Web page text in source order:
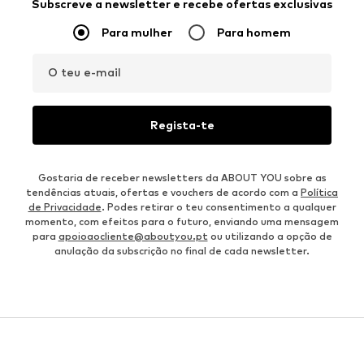
Subscreve a newsletter e recebe ofertas exclusivas
Para mulher Para homem
O teu e-mail
Regista-te
Gostaria de receber newsletters da ABOUT YOU sobre as
tendências atuais, ofertas e vouchers de acordo com a Política
de Privacidade. Podes retirar o teu consentimento a qualquer
momento, com efeitos para o futuro, enviando uma mensagem
para apoioaocliente@aboutyou.pt ou utilizando a opção de
anulação da subscrição no final de cada newsletter.